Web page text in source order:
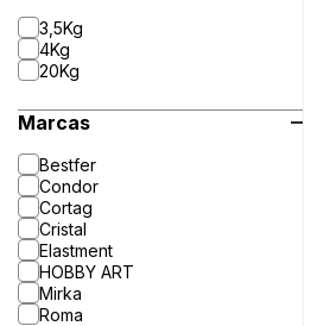
3,5Kg
4Kg
20Kg
Marcas
Bestfer
Condor
Cortag
Cristal
Elastment
HOBBY ART
Mirka
Roma